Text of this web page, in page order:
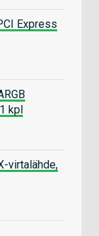
Express
kpl
virtalähde,